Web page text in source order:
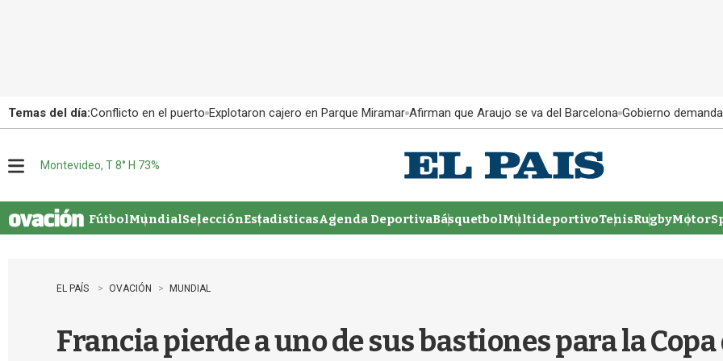
Temas del día:Conflicto en el puerto Explotaron cajero en Parque Miramar Afirman que Araujo se va del Barcelona Gobierno
u
Montevideo, T 8° H 73%
FútbolMundialSelecciónEstadisticasAgenda DeportivaBásquetbolMultideportivoTenisRugby
EL PAÍS OVACIÓN MUNDIAL
Francia pierde a uno de sus bastiones para la